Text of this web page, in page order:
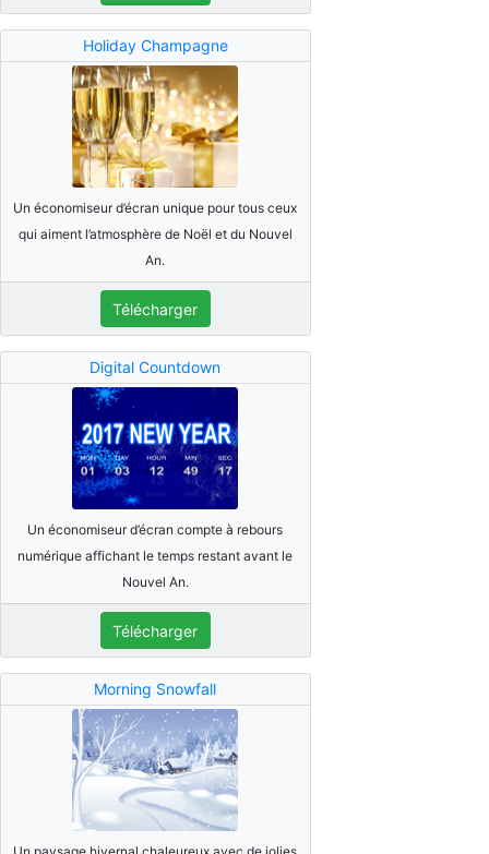
Holiday Champagne
Un économiseur d’écran unique pour tous ceux
qui aiment l’atmosphère de Noël et du Nouvel
An.
Télécharger
Digital Countdown
Un économiseur d’écran compte à rebours
numérique affichant le temps restant avant le
Nouvel An.
Télécharger
Morning Snowfall